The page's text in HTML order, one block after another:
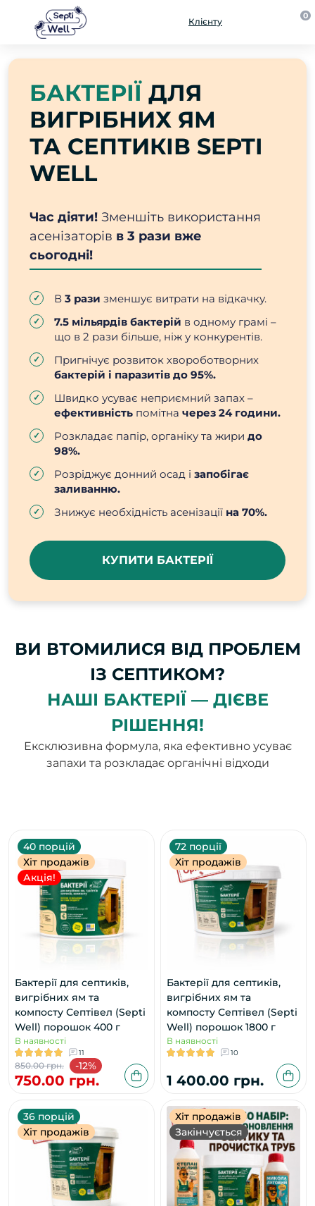
Клієнту
0
БАКТЕРІЇ ДЛЯ
ВИГРІБНИХ ЯМ
ТА СЕПТИКІВ SEPTI
WELL
Час діяти! Зменшіть використання
асенізаторів в 3 рази вже
сьогодні!
В 3 рази зменшує витрати на відкачку.
7.5 мільярдів бактерій в одному грамі –
що в 2 рази більше, ніж у конкурентів.
Пригнічує розвиток хвороботворних
бактерій і паразитів до 95%.
Швидко усуває неприємний запах –
ефективність помітна через 24 години.
Розкладає папір, органіку та жири до
98%.
Розріджує донний осад і запобігає
заливанню.
Знижує необхідність асенізації на 70%.
КУПИТИ БАКТЕРІЇ
ВИ ВТОМИЛИСЯ ВІД ПРОБЛЕМ
ІЗ СЕПТИКОМ?
НАШІ БАКТЕРІЇ — ДІЄВЕ
РІШЕННЯ!
Ексклюзивна формула, яка ефективно усуває
запахи та розкладає органічні відходи
40 порцій
Хіт продажів
Акція!
Бактерії для септиків,
вигрібних ям та
компосту Септівел (Septi
Well) порошок 400 г
В наявності
11
850.00 грн. -12%
750.00 грн.
72 порції
Хіт продажів
Бактерії для септиків,
вигрібних ям та
компосту Септівел (Septi
Well) порошок 1800 г
В наявності
10
1 400.00 грн.
36 порцій
Хіт продажів
Хіт продажів
Закінчується